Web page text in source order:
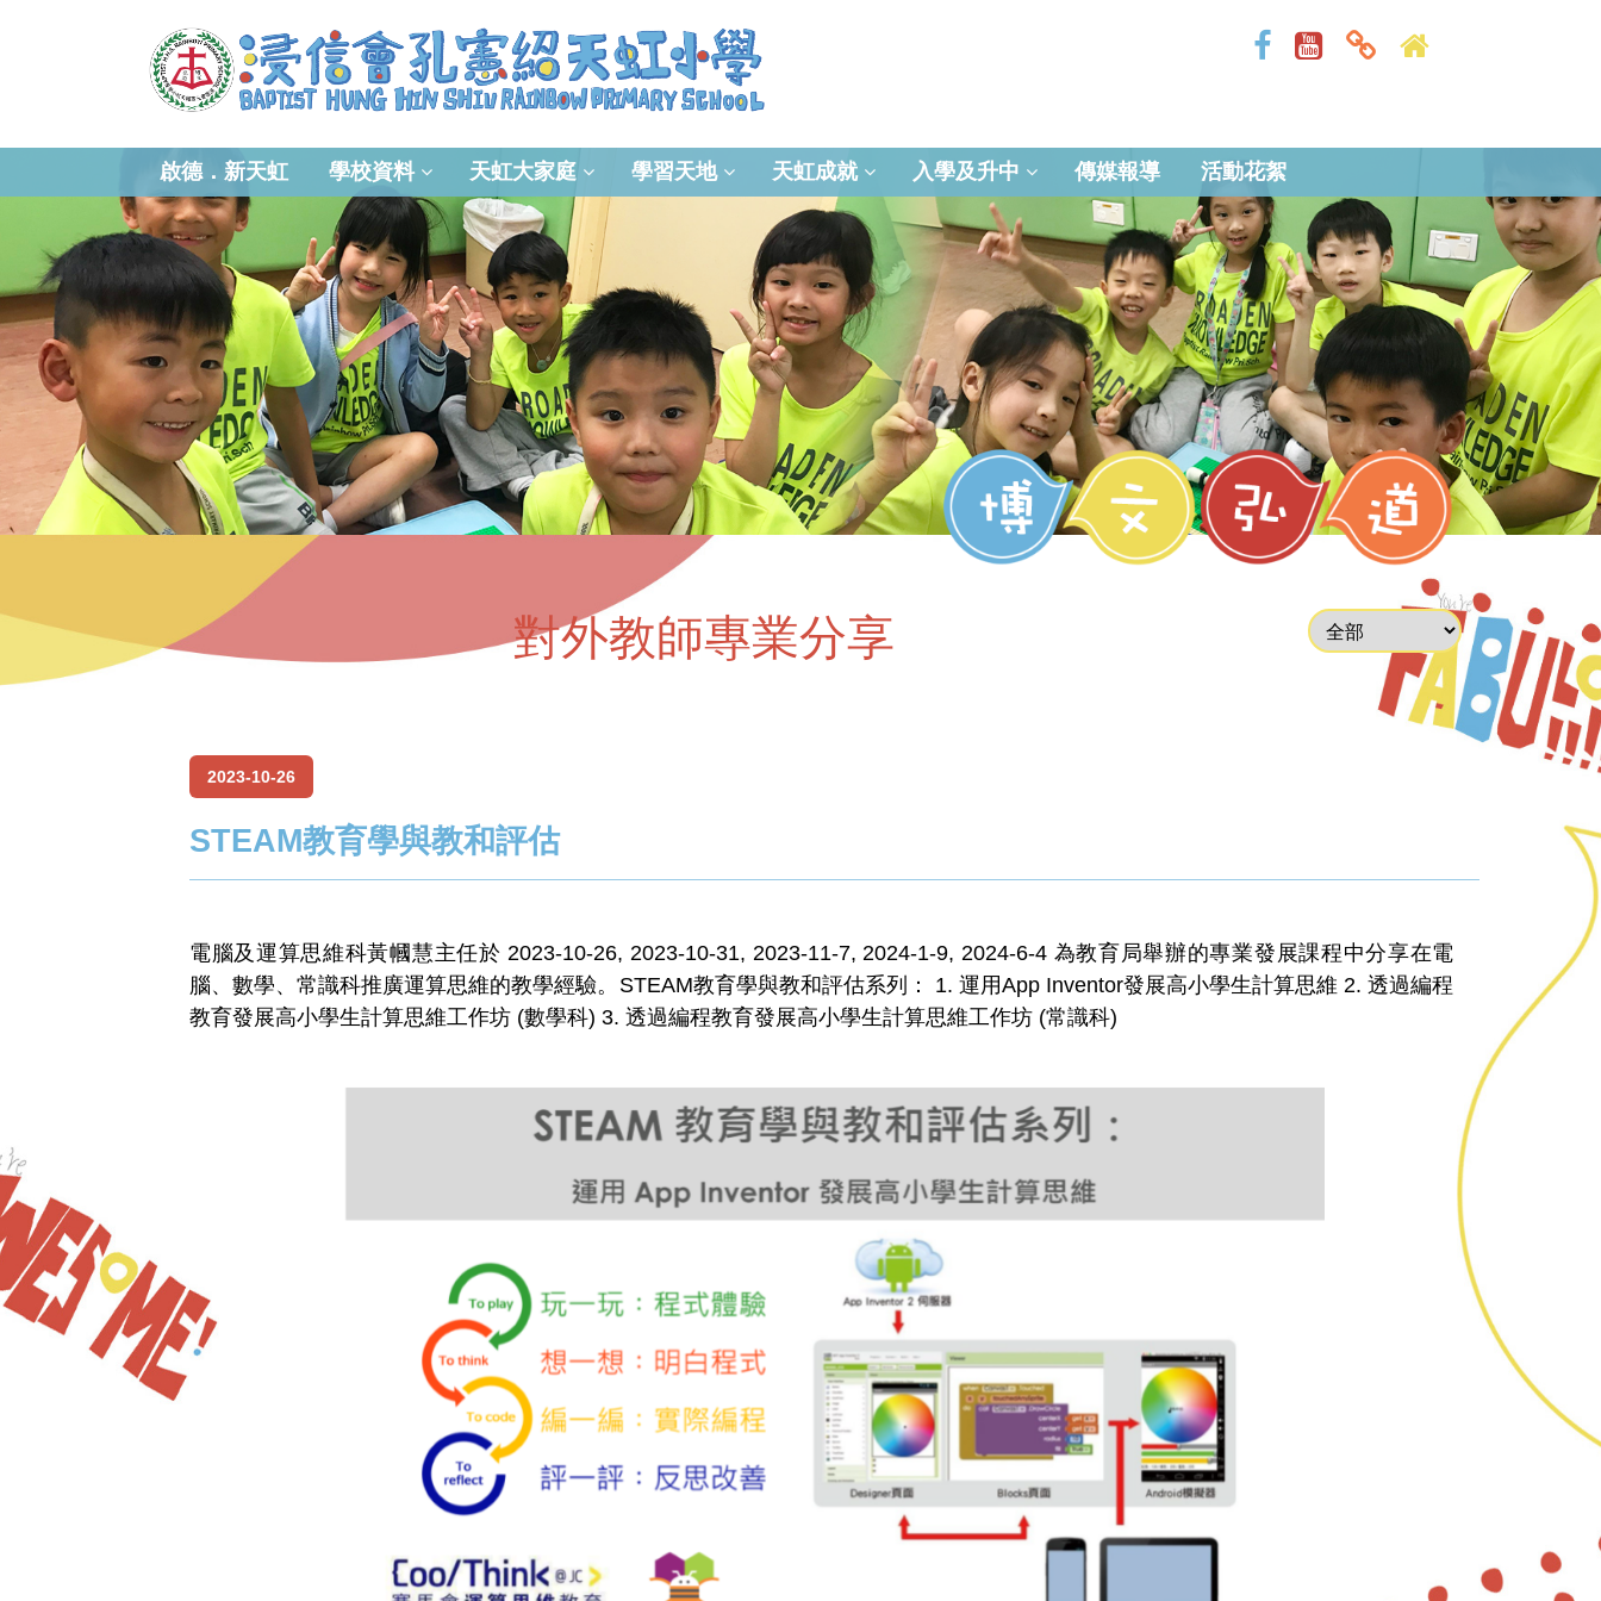
啟德．新天虹 學校資料 天虹大家庭 學習天地 天虹成就 入學及升中 傳媒報導 活動花絮
對外教師專業分享
2023-10-26
STEAM教育學與教和評估
電腦及運算思維科黃幗慧主任於 2023-10-26, 2023-10-31, 2023-11-7, 2024-1-9, 2024-6-4 為教育局舉辦的專業發展課程中分享在電
腦、數學、常識科推廣運算思維的教學經驗。STEAM教育學與教和評估系列： 1. 運用App Inventor發展高小學生計算思維 2. 透過編程
教育發展高小學生計算思維工作坊 (數學科) 3. 透過編程教育發展高小學生計算思維工作坊 (常識科)